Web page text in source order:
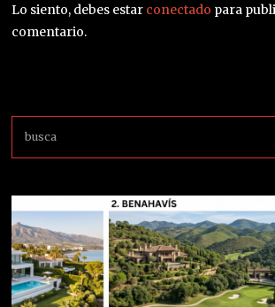
Lo siento, debes estar conectado para
comentario.